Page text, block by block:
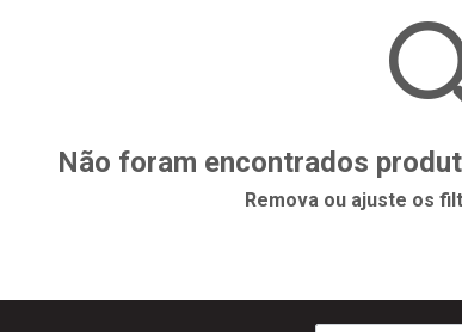
Não foram encontrados
Remova ou ajuste os